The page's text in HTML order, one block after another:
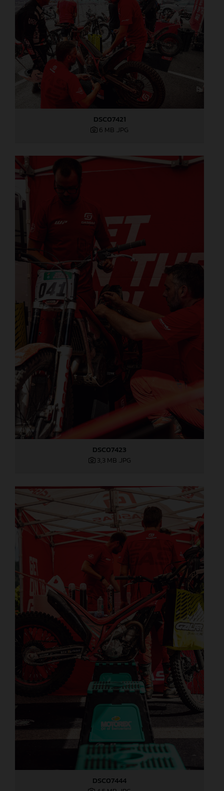
DSC07421
6 MB .JPG
DSC07423
3,3 MB .JPG
DSC07444